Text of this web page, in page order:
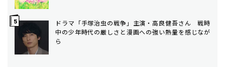
ドラマ「手塚治虫の戦争」主演・高良健吾さん 戦時
中の少年時代の厳しさと漫画への強い熱量を感じなが
ら